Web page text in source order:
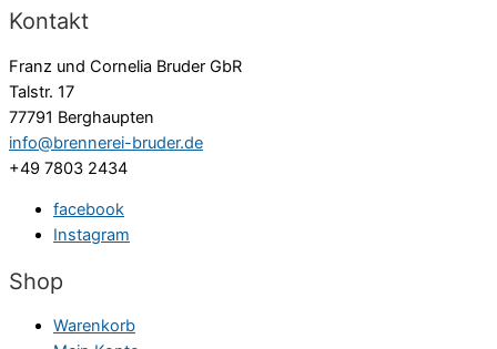
Kontakt
Franz und Cornelia Bruder GbR
Talstr. 17
77791 Berghaupten
info@brennerei-bruder.de
+49 7803 2434
facebook
Instagram
Shop
Warenkorb